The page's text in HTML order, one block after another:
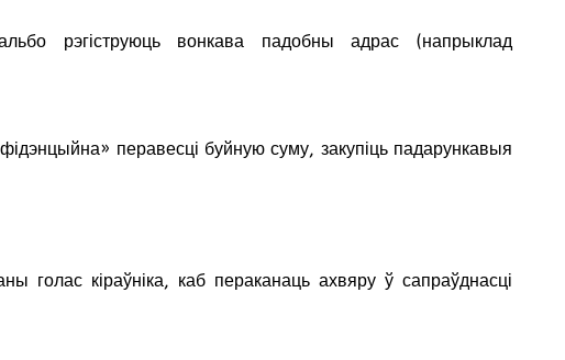
рэгіструюць вонкава падобны адрас (напрыклад
перавесці буйную суму, закупіць падарункавыя
кіраўніка, каб пераканаць ахвяру ў сапраўднасці